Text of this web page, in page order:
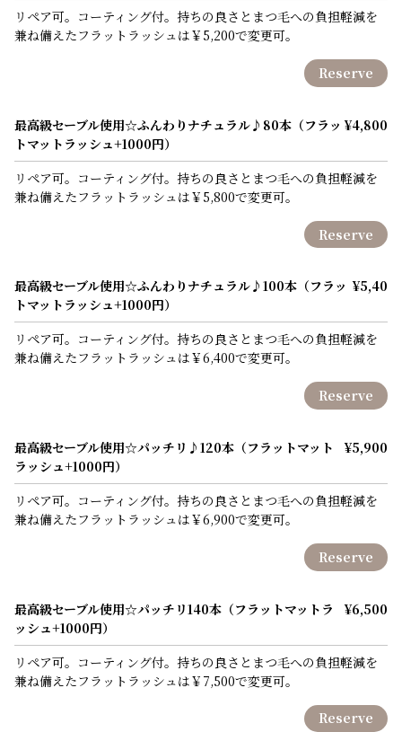
リペア可。コーティング付。持ちの良さとまつ毛への負担軽減を
兼ね備えたフラットラッシュは￥5,200で変更可。
Reserve
最高級セーブル使用☆ふんわりナチュラル♪80本（フラッ
トマットラッシュ+1000円）
¥4,800
リペア可。コーティング付。持ちの良さとまつ毛への負担軽減を
兼ね備えたフラットラッシュは￥5,800で変更可。
Reserve
最高級セーブル使用☆ふんわりナチュラル♪100本（フラッ
トマットラッシュ+1000円）
¥5,40
リペア可。コーティング付。持ちの良さとまつ毛への負担軽減を
兼ね備えたフラットラッシュは￥6,400で変更可。
Reserve
最高級セーブル使用☆パッチリ♪120本（フラットマット
ラッシュ+1000円）
¥5,900
リペア可。コーティング付。持ちの良さとまつ毛への負担軽減を
兼ね備えたフラットラッシュは￥6,900で変更可。
Reserve
最高級セーブル使用☆パッチリ140本（フラットマットラ
ッシュ+1000円）
¥6,500
リペア可。コーティング付。持ちの良さとまつ毛への負担軽減を
兼ね備えたフラットラッシュは￥7,500で変更可。
Reserve